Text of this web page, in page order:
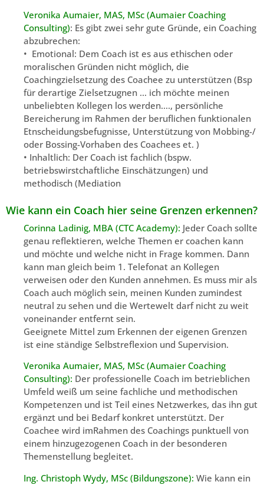
Veronika Aumaier, MAS, MSc (Aumaier Coaching
Consulting): Es gibt zwei sehr gute Gründe, ein Coaching
abzubrechen:
• Emotional: Dem Coach ist es aus ethischen oder
moralischen Gründen nicht möglich, die
Coachingzielsetzung des Coachee zu unterstützen (Bsp
für derartige Zielsetzugnen … ich möchte meinen
unbeliebten Kollegen los werden…., persönliche
Bereicherung im Rahmen der beruflichen funktionalen
Etnscheidungsbefugnisse, Unterstützung von Mobbing-/
oder Bossing-Vorhaben des Coachees et. )
• Inhaltlich: Der Coach ist fachlich (bspw.
betriebswirstchaftliche Einschätzungen) und
methodisch (Mediation
Wie kann ein Coach hier seine Grenzen erkennen?
Corinna Ladinig, MBA (CTC Academy): Jeder Coach sollte
genau reflektieren, welche Themen er coachen kann
und möchte und welche nicht in Frage kommen. Dann
kann man gleich beim 1. Telefonat an Kollegen
verweisen oder den Kunden annehmen. Es muss mir als
Coach auch möglich sein, meinen Kunden zumindest
neutral zu sehen und die Wertewelt darf nicht zu weit
voneinander entfernt sein.
Geeignete Mittel zum Erkennen der eigenen Grenzen
ist eine ständige Selbstreflexion und Supervision.
Veronika Aumaier, MAS, MSc (Aumaier Coaching
Consulting): Der professionelle Coach im betrieblichen
Umfeld weiß um seine fachliche und methodischen
Kompetenzen und ist Teil eines Netzwerkes, das ihn gut
ergänzt und bei Bedarf konkret unterstützt. Der
Coachee wird imRahmen des Coachings punktuell von
einem hinzugezogenen Coach in der besonderen
Themenstellung begleitet.
Ing. Christoph Wydy, MSc (Bildungszone): Wie kann ein